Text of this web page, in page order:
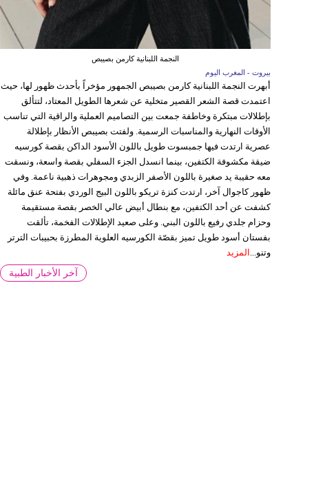
النجمة اللبنانية كارمن بصيبص
بيروت - المغرب اليوم
أبهرت النجمة اللبنانية كارمن بصيبص الجمهور مؤخراً بأحدث ظهور لها، حيث
اعتمدت قصة الشعر القصير متخلية عن شعرها الطويل المعتاد، لتتألق
بإطلالات مبتكرة وخاطفة جمعت بين التصاميم العملية والراقية التي تناسب
الأوقات النهارية والمناسبات الرسمية. ولفتت بصيبص الأنظار بإطلالة
عصرية ارتدت فيها جمبسوت طويل باللون الأسود الداكن بقصة كورسيه
ضيقة مكشوفة الكتفين، بينما انسدل الجزء السفلي بقصة واسعة، ونسقت
معه حقيبة يد صغيرة باللون الأصفر الزبدي ومجوهرات ذهبية ناعمة. وفي
ظهور كاجوال آخر، ارتدت كنزة تريكو باللون البيج الوردي بفتحة عنق مائلة
كشفت عن أحد الكتفين، مع بنطال أبيض عالي الخصر بقصة مستقيمة
وحزام جلدي رفيع باللون البني. وعلى صعيد الإطلالات الفخمة، تألقت
بفستان أسود طويل تميز بقصّة الكورسيه العلوية المطرزة بحبيبات الترتر
وتنو... المزيد
آخر الأخبار الطبية